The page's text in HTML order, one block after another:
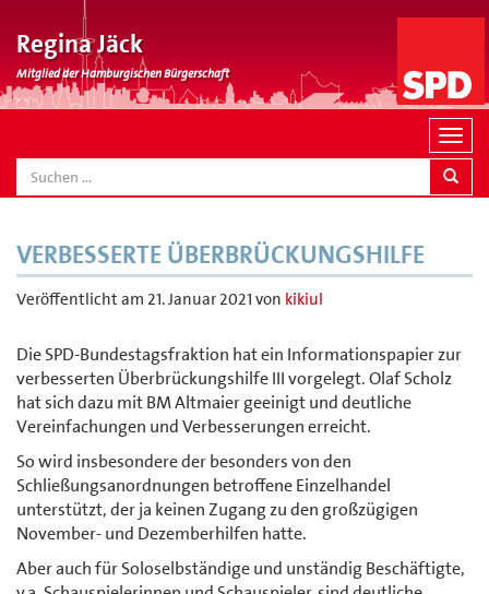
Regina Jäck
Mitglied der Hamburgischen Bürgerschaft
N
a
v
n
SEARCH
VERBESSERTE ÜBERBRÜCKUNGSHILFE
Veröffentlicht am 21. Januar 2021 von kikiul
Die SPD-Bundestagsfraktion hat ein Informationspapier zur
verbesserten Überbrückungshilfe III vorgelegt. Olaf Scholz
hat sich dazu mit BM Altmaier geeinigt und deutliche
Vereinfachungen und Verbesserungen erreicht.
So wird insbesondere der besonders von den
Schließungsanordnungen betroffene Einzelhandel
unterstützt, der ja keinen Zugang zu den großzügigen
November- und Dezemberhilfen hatte.
Aber auch für Soloselbständige und unständig Beschäftigte,